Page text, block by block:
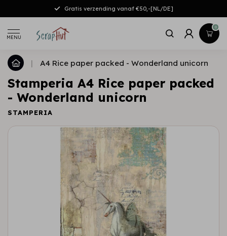
Gratis verzending vanaf €50,-[NL/DE]
MENU
0
| A4 Rice paper packed - Wonderland unicorn
Stamperia A4 Rice paper packed
- Wonderland unicorn
STAMPERIA